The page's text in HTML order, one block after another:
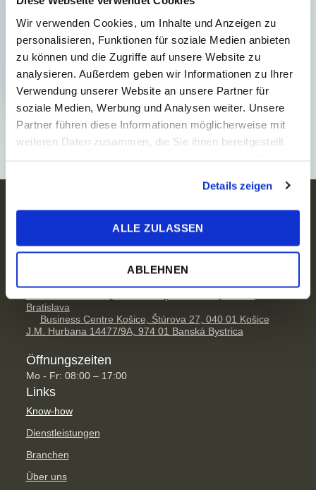
Wir verwenden Cookies, um Inhalte und Anzeigen zu
personalisieren, Funktionen für soziale Medien anbieten
zu können und die Zugriffe auf unsere Website zu
analysieren. Außerdem geben wir Informationen zu Ihrer
Verwendung unserer Website an unsere Partner für
soziale Medien, Werbung und Analysen weiter. Unsere
Partner führen diese Informationen möglicherweise mit
weiteren Daten zusammen, die Sie ihnen bereitgestellt
Details zeigen
ALLE ZULASSEN
ABLEHNEN
glauben, dass die besten Dinge
passieren, wenn Menschen
zusammenkommen und ihre
Erfahrungen austaus...
office@tpa-group.sk
Bratislava
Business Centre Košice, Štúrova 27, 040 01 Košice
J.M. Hurbana 14477/9A, 974 01 Banská Bystrica
Öffnungszeiten
Mo - Fr: 08:00 – 17:00
Links
Know-how
Dienstleistungen
Branchen
Über uns